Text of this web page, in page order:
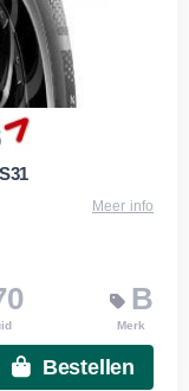
Meer info
B
Merk
Bestellen